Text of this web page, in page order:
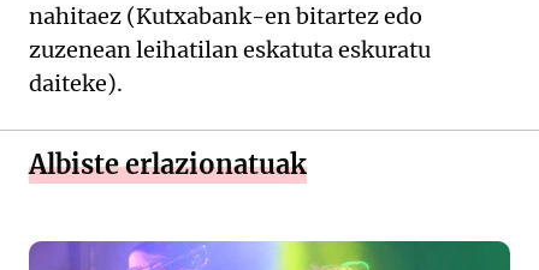
nahitaez (Kutxabank-en bitartez edo
zuzenean leihatilan eskatuta eskuratu
daiteke).
Albiste erlazionatuak